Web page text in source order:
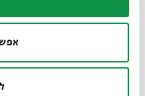
גם להבחין בין עניינים
כי אילו נעשה סקר זה
היינו מקבלים תוצאה שונה,